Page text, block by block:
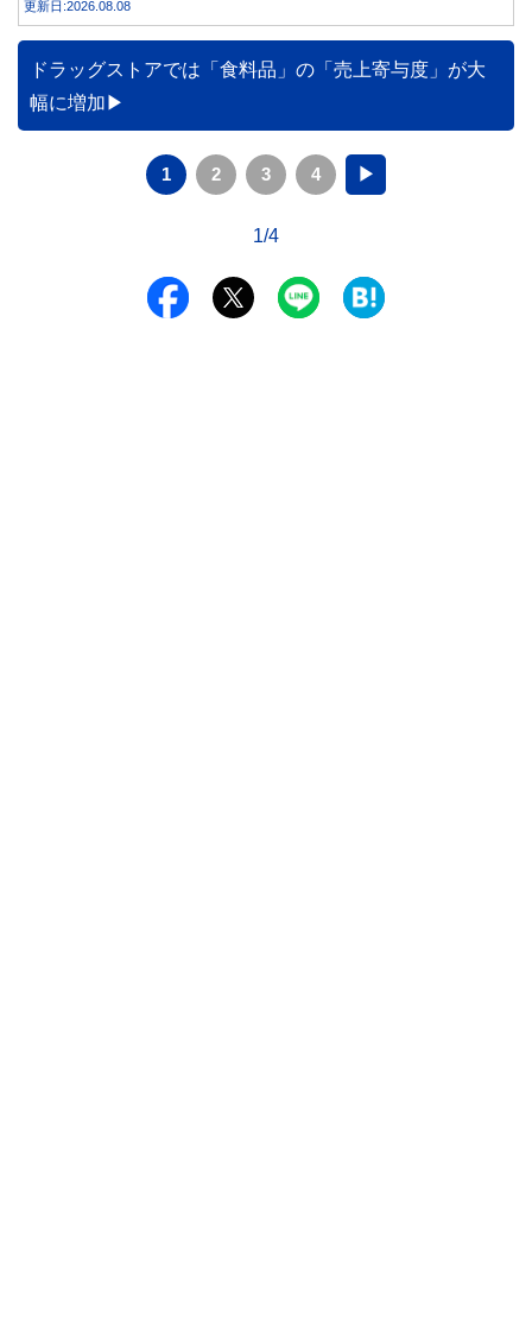
更新日:2026.08.08
ドラッグストアでは「食料品」の「売上寄与度」が大
幅に増加
1 2 3 4 ▶
1/4